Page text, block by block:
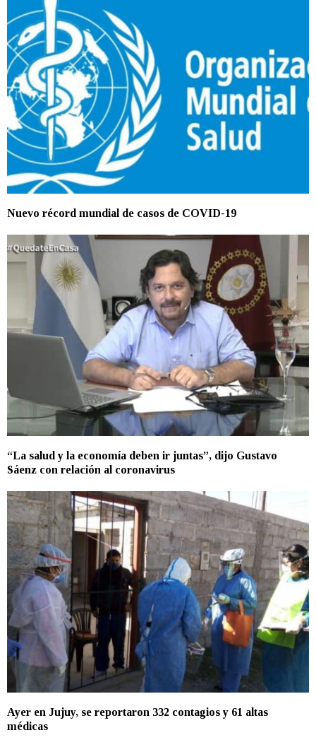
Nuevo récord mundial de casos de COVID-19
“La salud y la economía deben ir juntas”, dijo Gustavo
Sáenz con relación al coronavirus
Ayer en Jujuy, se reportaron 332 contagios y 61 altas
médicas